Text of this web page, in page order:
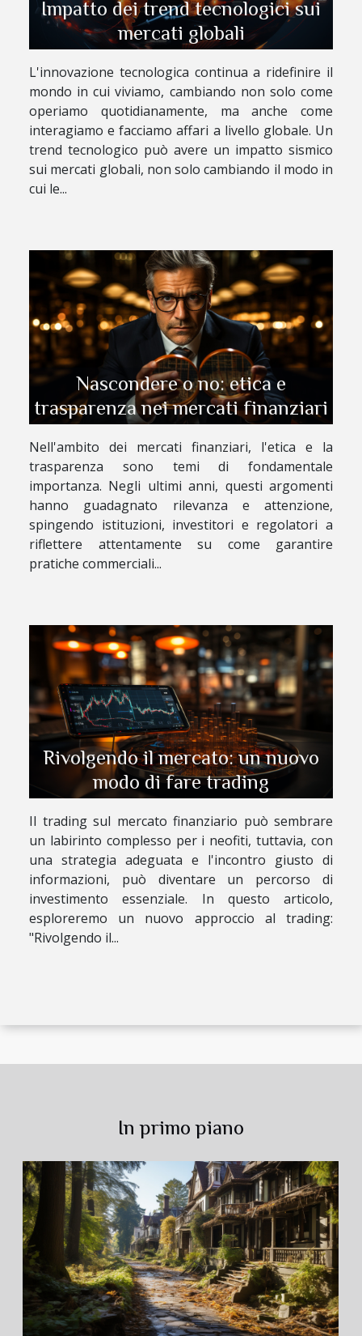
Impatto dei trend tecnologici sui
mercati globali
L'innovazione tecnologica continua a ridefinire il
mondo in cui viviamo, cambiando non solo come
operiamo quotidianamente, ma anche come
interagiamo e facciamo affari a livello globale. Un
trend tecnologico può avere un impatto sismico
sui mercati globali, non solo cambiando il modo in
cui le...
Nascondere o no: etica e
trasparenza nei mercati finanziari
Nell'ambito dei mercati finanziari, l'etica e la
trasparenza sono temi di fondamentale
importanza. Negli ultimi anni, questi argomenti
hanno guadagnato rilevanza e attenzione,
spingendo istituzioni, investitori e regolatori a
riflettere attentamente su come garantire
pratiche commerciali...
Rivolgendo il mercato: un nuovo
modo di fare trading
Il trading sul mercato finanziario può sembrare
un labirinto complesso per i neofiti, tuttavia, con
una strategia adeguata e l'incontro giusto di
informazioni, può diventare un percorso di
investimento essenziale. In questo articolo,
esploreremo un nuovo approccio al trading:
"Rivolgendo il...
In primo piano